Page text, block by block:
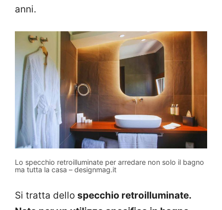
anni.
Lo specchio retroilluminate per arredare non solo il bagno
ma tutta la casa – designmag.it
Si tratta dello specchio retroilluminate.